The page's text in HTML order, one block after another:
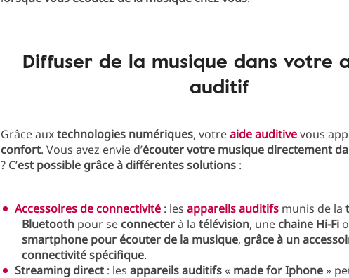
Diffuser de la musique dans votre
auditif
Grâce auxtechnologies numériques, votreaide auditivevous
confort. Vous avez envie d’écouter votre musique directement
? C’est possible grâce à différentes solutions :
Accessoires de connectivité : les appareils auditifs munis de la
Bluetooth pour se connecterà la télévision, une chaine Hi-Fi
smartphone pour écouter de la musique, grâce à un
connectivité spécifique.
Streaming direct : les appareils auditifs« made for Iphone»